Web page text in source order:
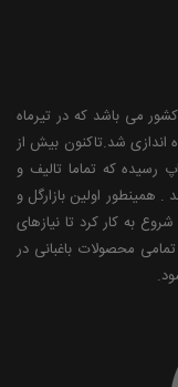
می باشد که در تیرماه
شد.تاکنون بیش از
رسیده که تماما تالیف و
اولین بازارگل و
کنار این ژورنال شروع به کار کرد تا نیازهای
تمامی محصولات باغبانی در